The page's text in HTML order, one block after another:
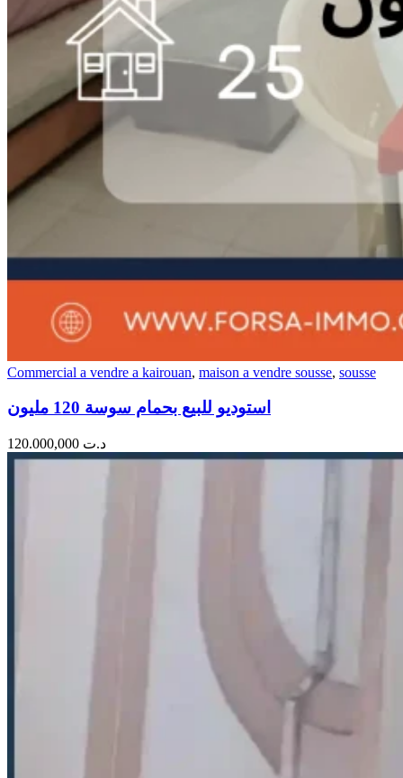
Commercial a vendre a kairouan, maison a vendre sousse, sousse
استوديو للبيع بحمام سوسة 120 مليون
د.ت